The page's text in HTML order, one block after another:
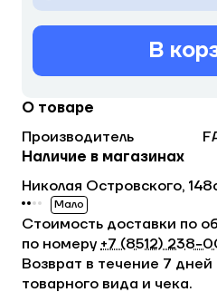
В
О товаре
Производитель
Стоимость доставки по
по номеру +7 (8512)
Возврат в течение 7
товарного вида и чека.
Наличие в магазинах
Николая Островского,
Мало